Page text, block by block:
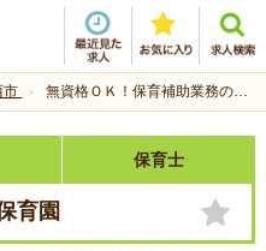
市 無資格ＯＫ！保育補助業務のお仕事です。
保育士
育園